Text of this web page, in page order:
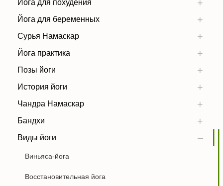
Йога для похудения
Йога для беременных
Сурья Намаскар
Йога практика
Позы йоги
История йоги
Чандра Намаскар
Бандхи
Виды йоги
Виньяса-йога
Восстановительная йога